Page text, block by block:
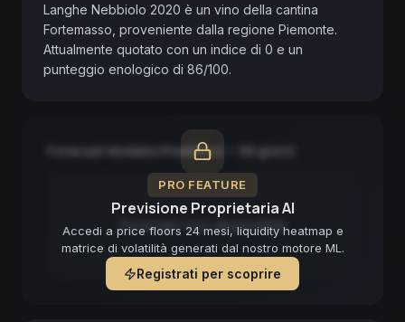
Langhe Nebbiolo 2020 è un vino della cantina
Fortemasso, proveniente dalla regione Piemonte.
Attualmente quotato con un indice di 0 e un
punteggio enologico di 86/100.
PRO FEATURE
Previsione Proprietaria AI
Accedi a price floors 24 mesi, liquidity heatmap e
matrice di volatilità generati dal nostro motore ML.
Registrati per scoprire
Forecast Modello Predittivo — 90 giorni
Forecast non disponibile